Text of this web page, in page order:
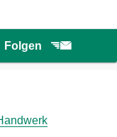
Folgen